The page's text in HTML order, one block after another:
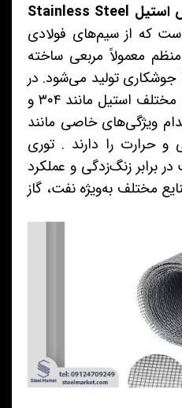
مش استنلس استیل Stainless Steel
که از سیم‌های فولادی
معمولاً مربعی ساخته
تولید می‌شود. در
ساختار توری مش از آلیاژهای مختلف استیل مانند ۳۰۴ و
ویژگی‌های خاصی مانند
و حرارت را دارند . توری
برابر زنگ‌زدگی و عملکرد
مختلف به‌ویژه نفت، گاز